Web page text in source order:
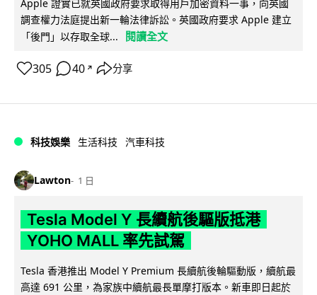
Apple 證實已就英國政府要求取得用戶加密資料一事，向英國
調查權力法庭提出新一輪法律訴訟。英國政府要求 Apple 建立
「後門」以存取全球...
閱讀全文
305 40 ↗ 分享
科技娛樂 生活科技 汽車科技
Lawton 1 日
Tesla Model Y 長續航後驅版抵港
YOHO MALL 率先試駕
Tesla 香港推出 Model Y Premium 長續航後輪驅動版，續航最
高達 691 公里，為家族中續航最長單摩打版本。新車即日起於